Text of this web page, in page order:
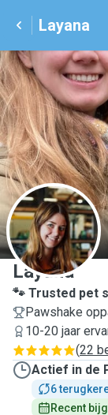
Layana
L
Layana
🐾 Trusted pet
Pawshake
10-20 jaar
(22
Actief in de
6
Recent